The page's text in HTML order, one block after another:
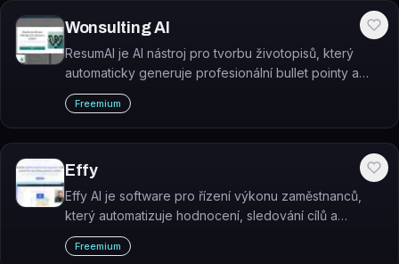
Wonsulting AI
ResumAI je AI nástroj pro tvorbu životopisů, který
automaticky generuje profesionální bullet pointy a
strukturované CV na základě zadaných informací.
Freemium
Effy
Effy AI je software pro řízení výkonu zaměstnanců,
který automatizuje hodnocení, sledování cílů a
generování přehledů pomocí umělé inteligence.
Freemium